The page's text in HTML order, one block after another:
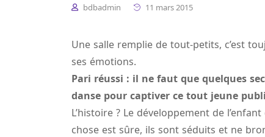
bdbadmin 11 mars 2015
Une salle remplie de tout-petits, c’est
ses émotions.
Pari réussi : il ne faut que quelques
danse pour captiver ce tout jeune
L’histoire ? Le développement de
chose est sûre, ils sont séduits et ne